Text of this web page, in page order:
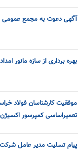
آگهی دعوت به مجمع عمومی
بهره برداری از سازه مانور
موفقیت کارشناسان فولاد
تعمیراساسی کمپرسور اکسیژن
پیام تسلیت مدیر عامل شرکت